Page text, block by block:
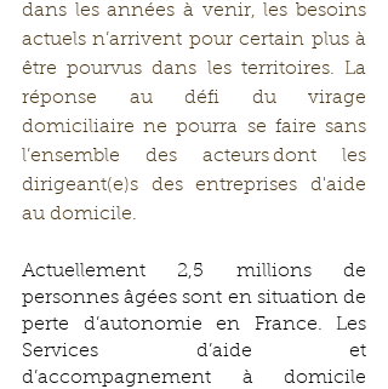
dans les années à venir, les besoins
actuels n’arrivent pour certain plus à
être pourvus dans les territoires. La
réponse au défi du virage
domiciliaire ne pourra se faire sans
l’ensemble des acteurs dont les
dirigeant(e)s des entreprises d'aide
au domicile.
Actuellement 2,5 millions de
personnes âgées sont en situation de
perte d’autonomie en France. Les
Services d’aide et
d’accompagnement à domicile